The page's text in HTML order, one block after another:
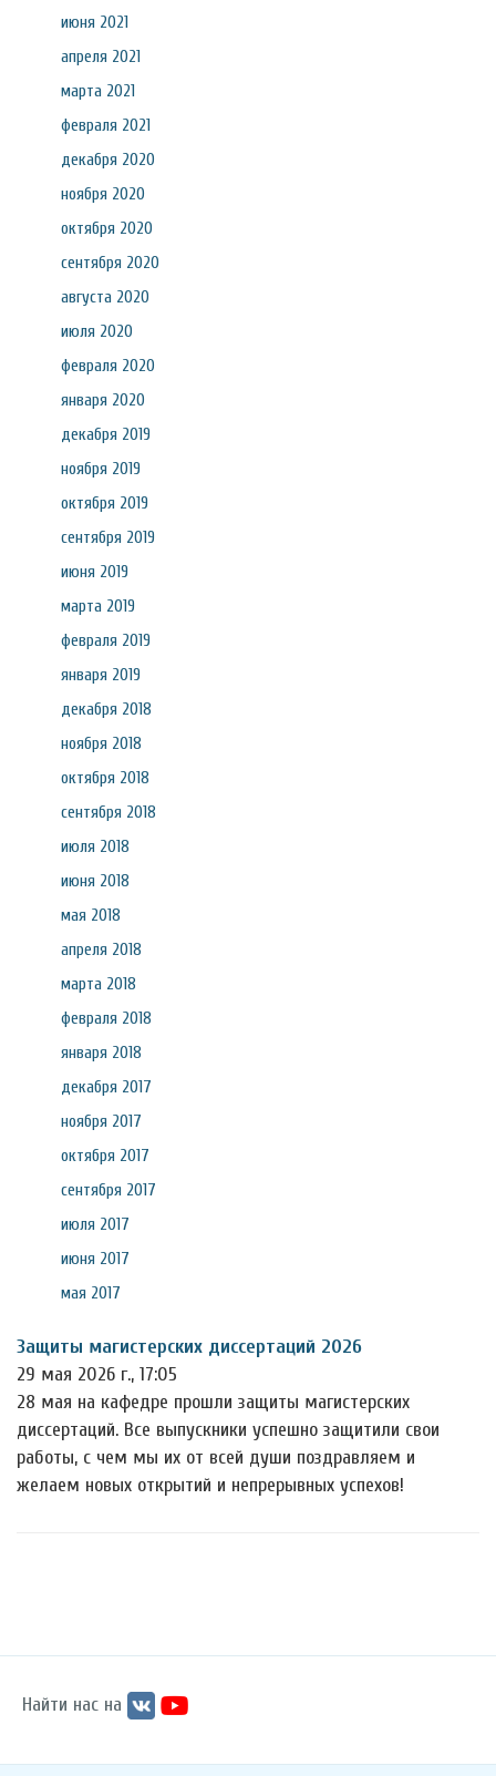
июня 2021
апреля 2021
марта 2021
февраля 2021
декабря 2020
ноября 2020
октября 2020
сентября 2020
августа 2020
июля 2020
февраля 2020
января 2020
декабря 2019
ноября 2019
октября 2019
сентября 2019
июня 2019
марта 2019
февраля 2019
января 2019
декабря 2018
ноября 2018
октября 2018
сентября 2018
июля 2018
июня 2018
мая 2018
апреля 2018
марта 2018
февраля 2018
января 2018
декабря 2017
ноября 2017
октября 2017
сентября 2017
июля 2017
июня 2017
мая 2017
Защиты магистерских диссертаций 2026
29 мая 2026 г., 17:05
28 мая на кафедре прошли защиты магистерских
диссертаций. Все выпускники успешно защитили свои
работы, с чем мы их от всей души поздравляем и
желаем новых открытий и непрерывных успехов!
Найти нас на